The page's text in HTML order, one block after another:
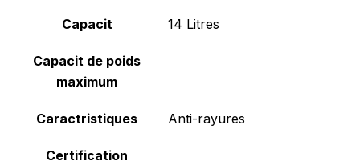
Capacit ‎14 Litres
Capacit de poids
maximum
Caractristiques ‎Anti-rayures
Certification